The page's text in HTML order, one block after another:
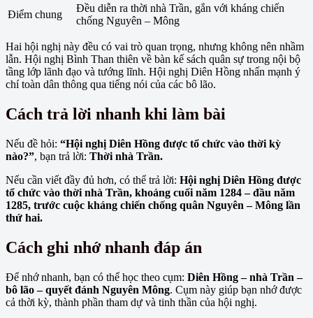
Điểm chung
Đều diễn ra thời nhà Trần, gắn với kháng chiến
chống Nguyên – Mông
Hai hội nghị này đều có vai trò quan trọng, nhưng không nên nhầm
lẫn. Hội nghị Bình Than thiên về bàn kế sách quân sự trong nội bộ
tầng lớp lãnh đạo và tướng lĩnh. Hội nghị Diên Hồng nhấn mạnh ý
chí toàn dân thông qua tiếng nói của các bô lão.
Cách trả lời nhanh khi làm bài
Nếu đề hỏi: “Hội nghị Diên Hồng được tổ chức vào thời kỳ
nào?”, bạn trả lời: Thời nhà Trần.
Nếu cần viết đầy đủ hơn, có thể trả lời: Hội nghị Diên Hồng được
tổ chức vào thời nhà Trần, khoảng cuối năm 1284 – đầu năm
1285, trước cuộc kháng chiến chống quân Nguyên – Mông lần
thứ hai.
Cách ghi nhớ nhanh đáp án
Để nhớ nhanh, bạn có thể học theo cụm: Diên Hồng – nhà Trần –
bô lão – quyết đánh Nguyên Mông. Cụm này giúp bạn nhớ được
cả thời kỳ, thành phần tham dự và tinh thần của hội nghị.